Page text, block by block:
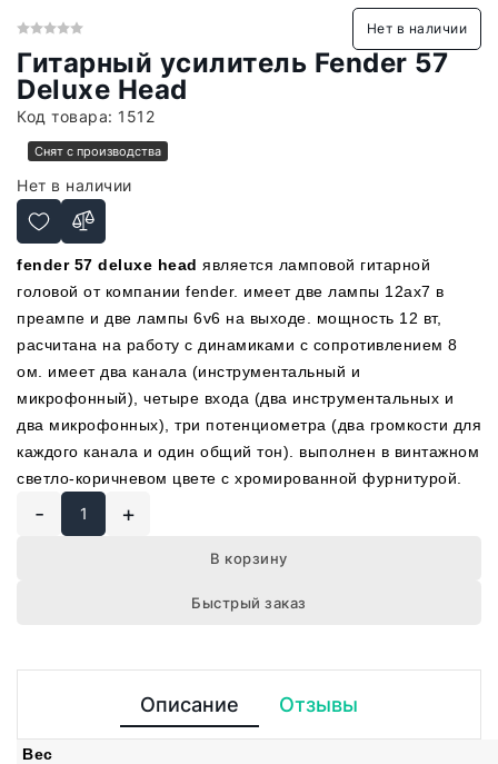
Нет в наличии
Гитарный усилитель Fender 57
Deluxe Head
Код товара: 1512
Снят с производства
Нет в наличии
fender 57 deluxe head является ламповой гитарной
головой от компании fender. имеет две лампы 12ax7 в
преампе и две лампы 6v6 на выходе. мощность 12 вт,
расчитана на работу с динамиками с сопротивлением 8
ом. имеет два канала (инструментальный и
микрофонный), четыре входа (два инструментальных и
два микрофонных), три потенциометра (два громкости для
каждого канала и один общий тон). выполнен в винтажном
светло-коричневом цвете с хромированной фурнитурой.
- +
В корзину
Быстрый заказ
Описание Отзывы
Вес